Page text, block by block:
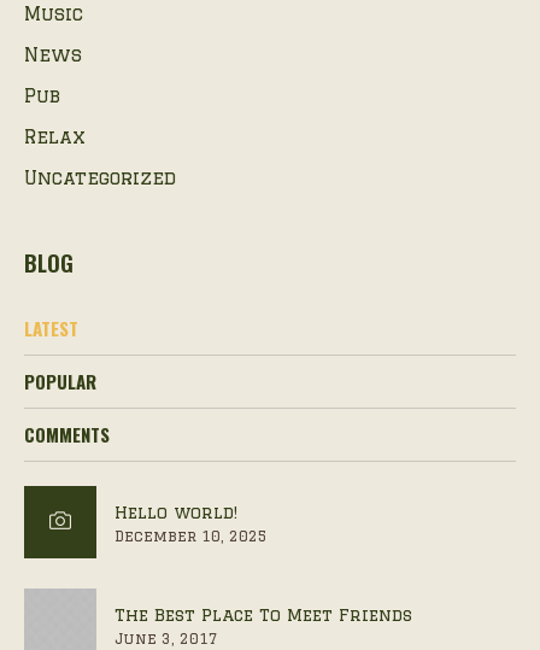
Music
News
Pub
Relax
Uncategorized
BLOG
LATEST
POPULAR
COMMENTS
Hello world!
December 10, 2025
The Best Place To Meet Friends
June 3, 2017